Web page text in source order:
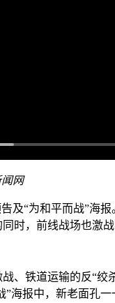
网
“为和平而战”海报
时，前线战场也激
铁道运输的反“绞
海报中，新老面孔